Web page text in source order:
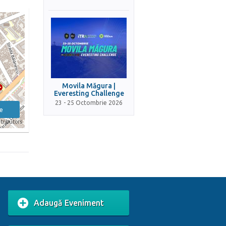
Movila Măgura |
Everesting Challenge
23 - 25 Octombrie 2026
Adaugă Eveniment